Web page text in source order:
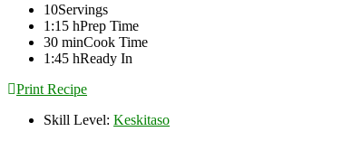
10Servings
1:15 hPrep Time
30 minCook Time
1:45 hReady In
Print Recipe
Skill Level: Keskitaso